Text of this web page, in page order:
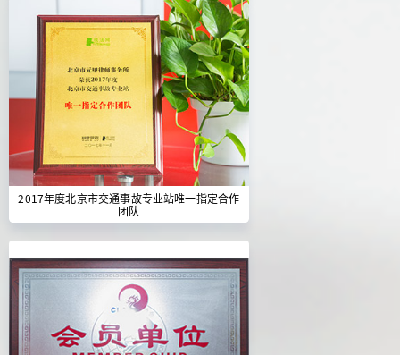
2017年度北京市交通事故专业站唯一指定合作
团队